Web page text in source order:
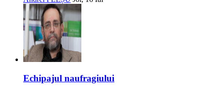
Echipajul naufragiului